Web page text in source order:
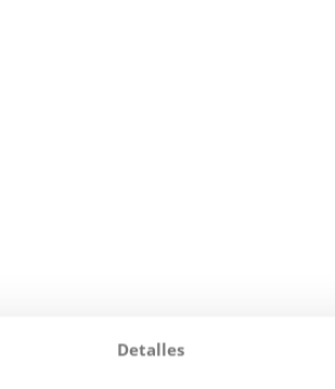
Detalles